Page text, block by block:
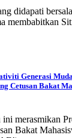
didapati
membabitkan
Generasi
Cetusan Bakat
merasmikan
Bakat